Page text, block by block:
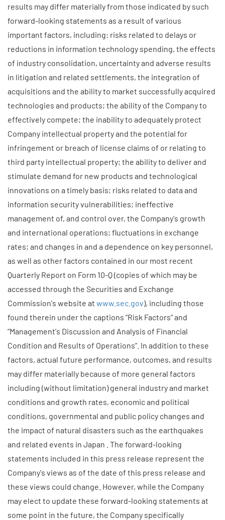
results may differ materially from those indicated by such
forward-looking statements as a result of various
important factors, including: risks related to delays or
reductions in information technology spending, the effects
of industry consolidation, uncertainty and adverse results
in litigation and related settlements, the integration of
acquisitions and the ability to market successfully acquired
technologies and products; the ability of the Company to
effectively compete; the inability to adequately protect
Company intellectual property and the potential for
infringement or breach of license claims of or relating to
third party intellectual property; the ability to deliver and
stimulate demand for new products and technological
innovations on a timely basis; risks related to data and
information security vulnerabilities; ineffective
management of, and control over, the Company's growth
and international operations; fluctuations in exchange
rates; and changes in and a dependence on key personnel,
as well as other factors contained in our most recent
Quarterly Report on Form 10-Q (copies of which may be
accessed through the Securities and Exchange
Commission's website at www.sec.gov), including those
found therein under the captions ”Risk Factors” and
”Management's Discussion and Analysis of Financial
Condition and Results of Operations”. In addition to these
factors, actual future performance, outcomes, and results
may differ materially because of more general factors
including (without limitation) general industry and market
conditions and growth rates, economic and political
conditions, governmental and public policy changes and
the impact of natural disasters such as the earthquakes
and related events in Japan . The forward-looking
statements included in this press release represent the
Company's views as of the date of this press release and
these views could change. However, while the Company
may elect to update these forward-looking statements at
some point in the future, the Company specifically